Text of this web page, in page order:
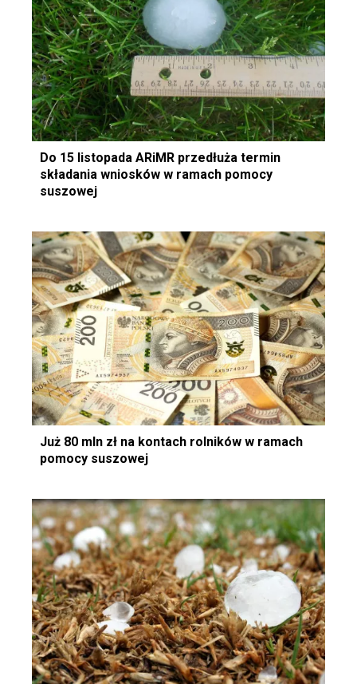
Do 15 listopada ARiMR przedłuża termin
składania wniosków w ramach pomocy
suszowej
Już 80 mln zł na kontach rolników w ramach
pomocy suszowej